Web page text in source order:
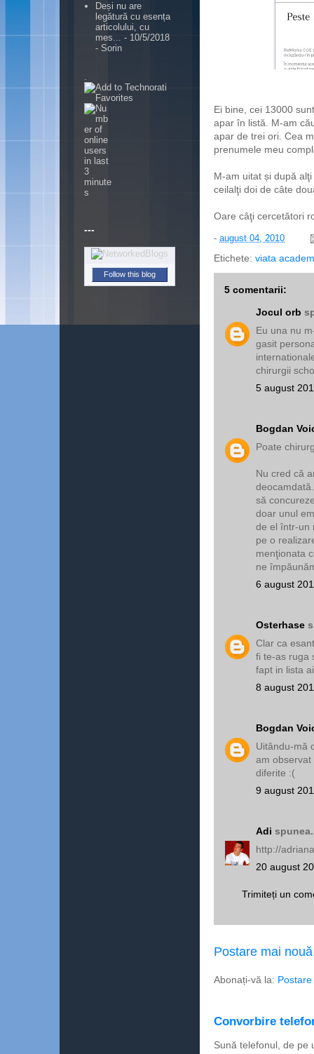
Ei bine, cei 13000
apar în listă. M-am
apar de trei ori. Cea
prenumele meu
M-am uitat și după
ceilalţi doi de câte
Oare câţi cercetători
- august 04, 2010
Etichete: viata
5 comentarii:
Jocul orb
Eu una nu
gasit
chirurgii
5 august
Bogdan
Poate
Nu cred că
să
doar unul
de el într-un
pe o
menţionata
ne
6 august
Osterhase
Clar ca
fi te-as ruga
fapt in lista
8 august
Bogdan
Uitându-mă
am
diferite :(
9 august
Adi
http://
20 august
Trimiteți un
Postare mai nouă
Abonați-vă la:
Convorbire
Sună telefonul, de pe
Deși nu are
legătură cu esența
articolului, cu
mes... - 10/5/2018
- Sorin
---
Follow this blog